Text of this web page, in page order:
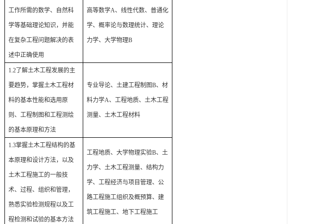
工作所需的数学、自然科
学等基础理论知识， 并能
在复杂工程问题解决的表
述中正确使用
高等数学A、线性代数、普通化
学、概率论与数理统计、理论
力学、大学物理B
1.2 了解土木工程发展的主
要趋势，掌握土木工程材
料的基本性能和选用原
则、工程制图和工程测绘
的基本原理和方法
专业导论、土建工程制图B、材
料力学A、工程地质、土木工程
测量、土木工程材料
1.3掌握土木工程结构的基
本原理和设计方法，以及
土木工程施工的一般技
术、过程、组织和管理，
熟悉实验检测规程以及工
程检测和试验的基本方法
工程地质、大学物理实验B、土
力学、土木工程测量、结构力
学、工程经济与项目管理、公
路工程施工组织及概预算、建
筑工程施工、地下工程施工